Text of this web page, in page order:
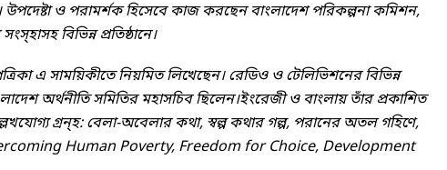
উপদেষ্টা ও পরামর্শক হিসেবে কাজ করছেন বাংলাদেশ পরিকল্পনা কমিশন,
বিভিন্ন প্রতিষ্ঠানে।
এ সাময়িকীতে নিয়মিত লিখেছেন। রেডিও ও টেলিভিশনের বিভিন্ন
অর্থনীতি সমিতির মহাসচিব ছিলেন।ইংরেজী ও বাংলায় তাঁর প্রকাশিত
গ্রন্হ: বেলা-অবেলার কথা, স্বল্প কথার গল্প, পরানের অতল গহিণে,
Overcoming Human Poverty, Freedom for Choice, Development